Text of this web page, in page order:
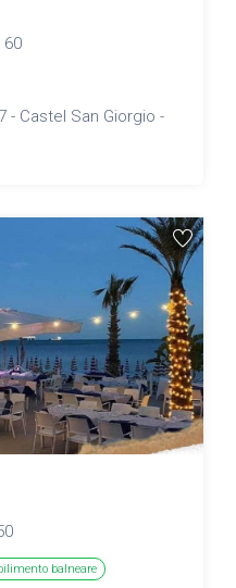
60
- Castel San Giorgio -
balneare